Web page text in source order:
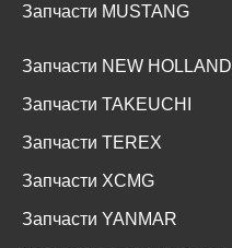
Запчасти MUSTANG
Запчасти NEW HOLLAND
Запчасти TAKEUCHI
Запчасти TEREX
Запчасти XCMG
Запчасти YANMAR